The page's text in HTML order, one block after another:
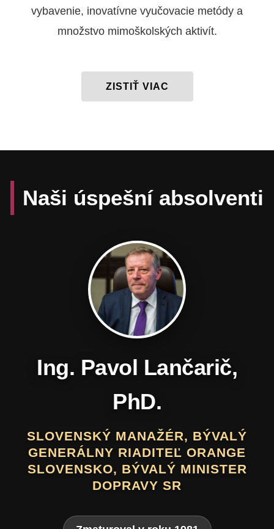
vybavenie, inovatívne vyučovacie metódy a
množstvo mimoškolských aktivít.
ZISTIŤ VIAC
Naši úspešní absolventi